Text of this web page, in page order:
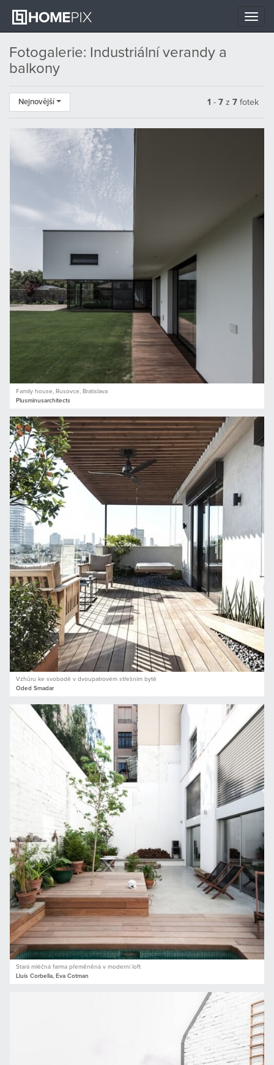
Toggle
Fotogalerie: Industriální verandy a
balkony
Nejnovější 1 - 7 z 7 fotek
Family house, Rusovce, Bratislava
Plusminusarchitects
Vzhůru ke svobodě v dvoupatrovém střešním bytě
Oded Smadar
Stará mléčná farma přeměněná v moderní loft
Lluís Corbella, Eva Cotman